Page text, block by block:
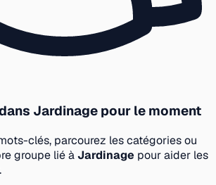
Jardinage pour le moment
clés, parcourez les catégories ou
groupe lié àJardinage pour aider les